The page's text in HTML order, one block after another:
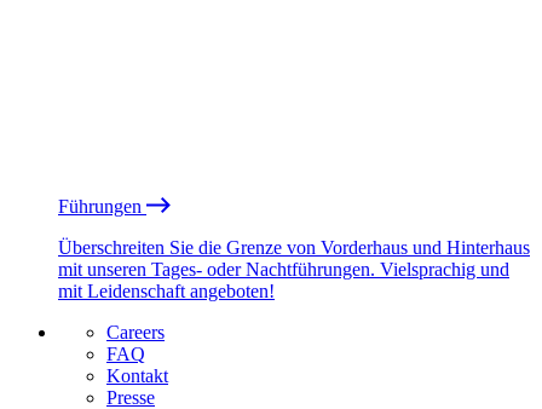
Führungen
Überschreiten Sie die Grenze von Vorderhaus und Hinterhaus
mit unseren Tages- oder Nachtführungen. Vielsprachig und
mit Leidenschaft angeboten!
Careers
FAQ
Kontakt
Presse